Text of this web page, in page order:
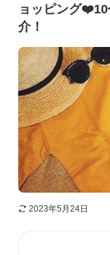
ョッピング
介！
2023年5月24日